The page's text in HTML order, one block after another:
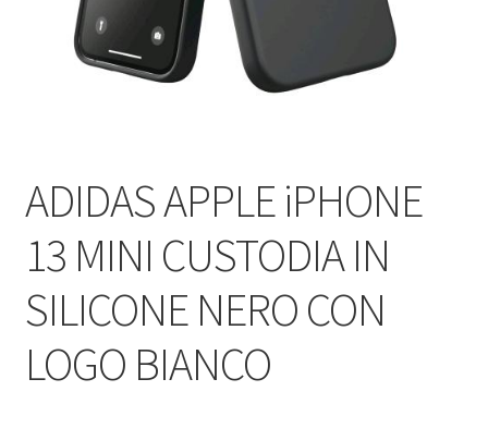
ADIDAS APPLE iPHONE
13 MINI CUSTODIA IN
SILICONE NERO CON
LOGO BIANCO